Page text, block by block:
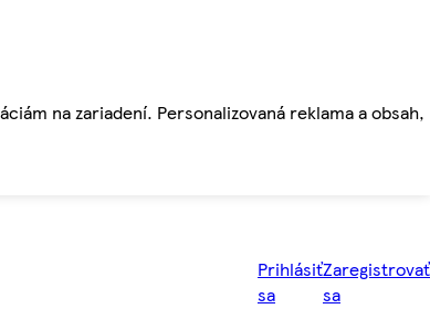
na zariadení. Personalizovaná reklama a obsah,
Prihlásiť
sa
Zaregistrovať
sa